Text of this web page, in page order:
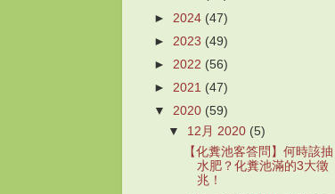
► 2024 (47)
► 2023 (49)
► 2022 (56)
► 2021 (47)
▼ 2020 (59)
▼ 12月 2020 (5)
【化糞池客答問】何時該抽
水肥？化糞池滿的3大徵
兆！